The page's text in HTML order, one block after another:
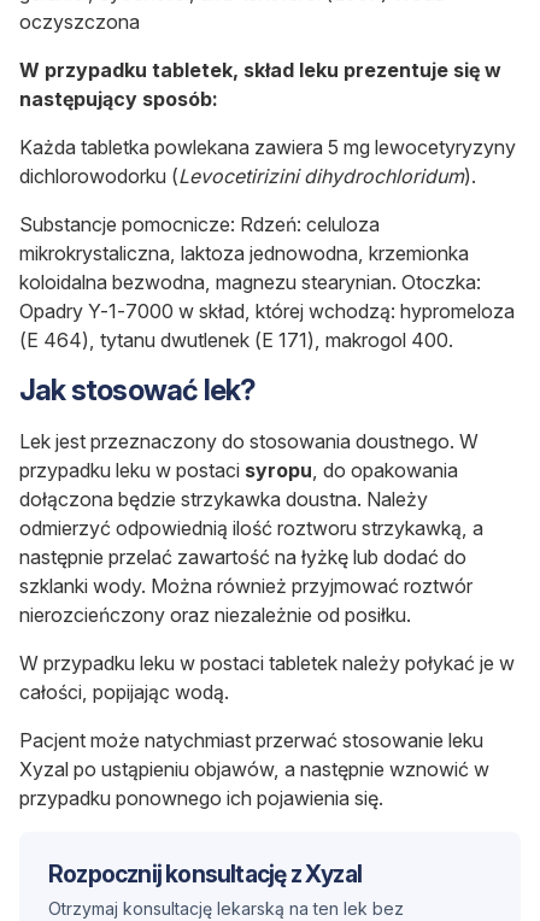
oczyszczona
W przypadku tabletek, skład leku prezentuje się w
następujący sposób:
Każda tabletka powlekana zawiera 5 mg lewocetyryzyny
dichlorowodorku (Levocetirizini dihydrochloridum).
Substancje pomocnicze: Rdzeń: celuloza
mikrokrystaliczna, laktoza jednowodna, krzemionka
koloidalna bezwodna, magnezu stearynian. Otoczka:
Opadry Y-1-7000 w skład, której wchodzą: hypromeloza
(E 464), tytanu dwutlenek (E 171), makrogol 400.
Jak stosować lek?
Lek jest przeznaczony do stosowania doustnego. W
przypadku leku w postaci syropu, do opakowania
dołączona będzie strzykawka doustna. Należy
odmierzyć odpowiednią ilość roztworu strzykawką, a
następnie przelać zawartość na łyżkę lub dodać do
szklanki wody. Można również przyjmować roztwór
nierozcieńczony oraz niezależnie od posiłku.
W przypadku leku w postaci tabletek należy połykać je w
całości, popijając wodą.
Pacjent może natychmiast przerwać stosowanie leku
Xyzal po ustąpieniu objawów, a następnie wznowić w
przypadku ponownego ich pojawienia się.
Rozpocznij konsultację z Xyzal
Otrzymaj konsultację lekarską na ten lek bez